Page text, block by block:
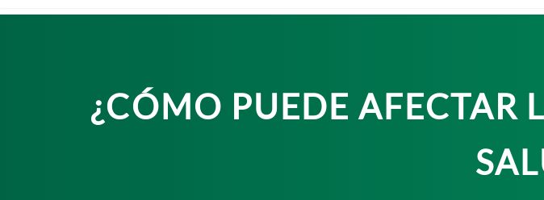
¿CÓMO PUEDE AFECTAR